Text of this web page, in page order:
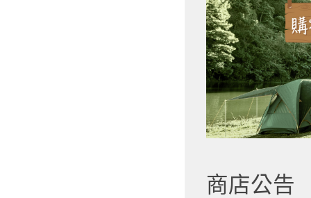
商店公告